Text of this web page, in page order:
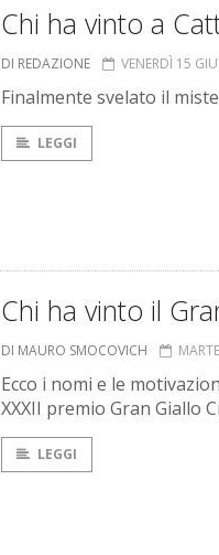
Chi ha vinto a
DI REDAZIONE VENERDÌ 15
Finalmente svelato il
LEGGI
Chi ha vinto il
DI MAURO SMOCOVICH
Ecco i nomi e le
XXXII premio Gran Giallo
LEGGI